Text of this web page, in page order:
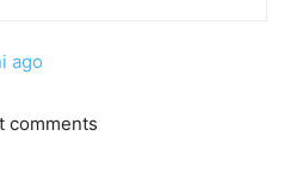
ago
comments